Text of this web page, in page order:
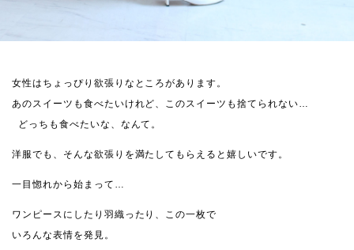
女性はちょっぴり欲張りなところがあります。
あのスイーツも食べたいけれど、このスイーツも捨てられない…
どっちも食べたいな、なんて。
洋服でも、そんな欲張りを満たしてもらえると嬉しいです。
一目惚れから始まって…
ワンピースにしたり羽織ったり、この一枚で
いろんな表情を発見。